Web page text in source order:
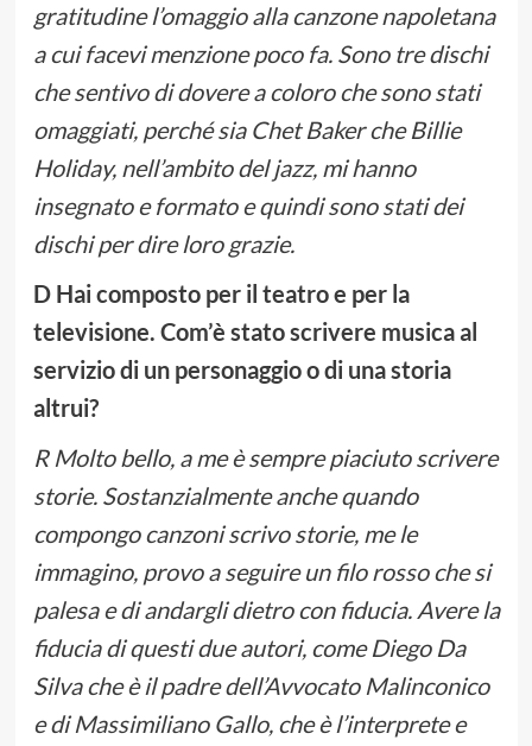
gratitudine l’omaggio alla canzone napoletana
a cui facevi menzione poco fa. Sono tre dischi
che sentivo di dovere a coloro che sono stati
omaggiati, perché sia Chet Baker che Billie
Holiday, nell’ambito del jazz, mi hanno
insegnato e formato e quindi sono stati dei
dischi per dire loro grazie.
D Hai composto per il teatro e per la
televisione. Com’è stato scrivere musica al
servizio di un personaggio o di una storia
altrui?
R Molto bello, a me è sempre piaciuto scrivere
storie. Sostanzialmente anche quando
compongo canzoni scrivo storie, me le
immagino, provo a seguire un filo rosso che si
palesa e di andargli dietro con fiducia. Avere la
fiducia di questi due autori, come Diego Da
Silva che è il padre dell’Avvocato Malinconico
e di Massimiliano Gallo, che è l’interprete e